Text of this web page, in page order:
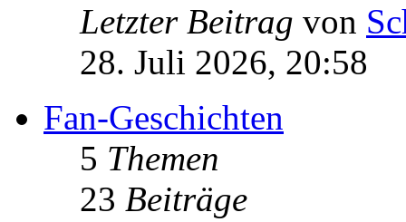
Letzter Beitrag von
28. Juli 2026, 20:58
Fan-Geschichten
5 Themen
23 Beiträge